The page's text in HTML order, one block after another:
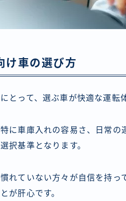
け車の選び方
とって、選ぶ車が快適な運転
に車庫入れの容易さ、日常
択基準となります。
れていない方々が自信を持
が肝心です。